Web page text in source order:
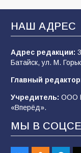
В Батайске
сентябрю
94
«Мобилизация
деле
2026 года
НАШ АДРЕС
Адрес редакции:
Батайск, ул. М.
Главный
Учредитель: ООО
«Вперёд».
МЫ В